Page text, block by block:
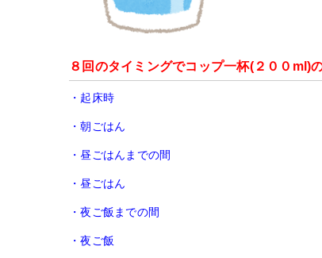
８回のタイミングでコップ一杯(２００ml)
・起床時
・朝ごはん
・昼ごはんまでの間
・昼ごはん
・夜ご飯までの間
・夜ご飯